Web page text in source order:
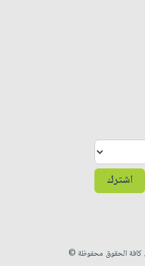
اشترك